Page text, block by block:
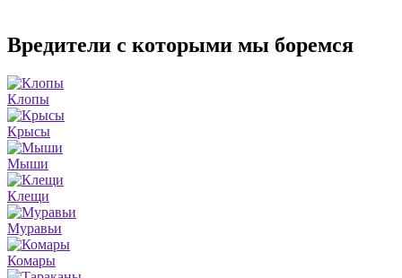
Вредители с которыми мы боремся
Клопы
Крысы
Мыши
Клещи
Муравьи
Комары